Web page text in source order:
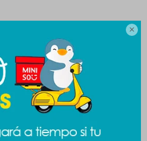

pueden interesar